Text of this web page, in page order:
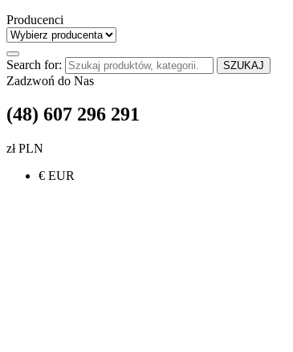
Producenci
Search for: SZUKAJ
Zadzwoń do Nas
(48) 607 296 291
zł PLN
€ EUR